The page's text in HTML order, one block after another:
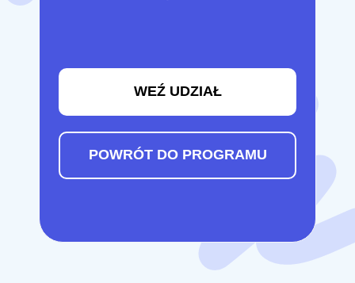
WEŹ UDZIAŁ
POWRÓT DO PROGRAMU